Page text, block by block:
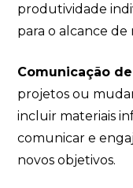
produtividade
para o alcance de
Comunicação
projetos ou
incluir materiais
comunicar e
novos objetivos.